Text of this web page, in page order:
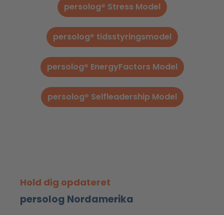
persolog® Stress Model
persolog® tidsstyringsmodel
persolog® EnergyFactors Model
persolog® Selfleadership Model
Hold dig opdateret
persolog Nordamerika